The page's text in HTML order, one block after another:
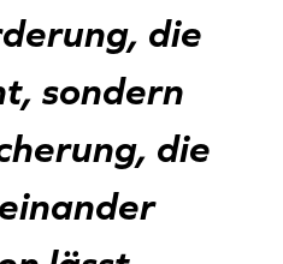
die
sondern
die